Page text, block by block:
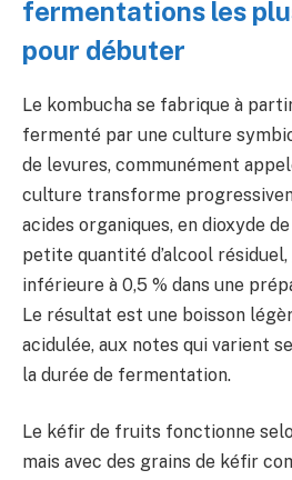
fermentations les
pour débuter
Le kombucha se fabrique à
fermenté par une culture
de levures, communément
culture transforme
acides organiques, en dioxyde
petite quantité d’alcool
inférieure à 0,5 % dans une
Le résultat est une boisson
acidulée, aux notes qui varient
la durée de fermentation.
Le kéfir de fruits fonctionne
mais avec des grains de kéfir